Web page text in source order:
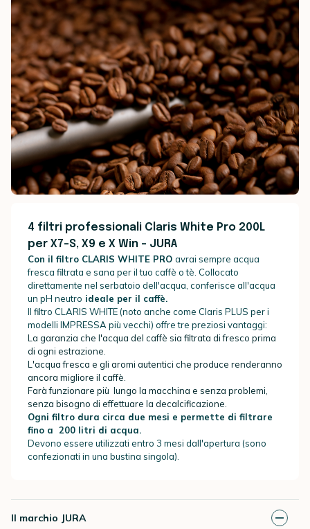
4 filtri professionali Claris White Pro 200L
per X7-S, X9 e X Win - JURA
Con il filtro CLARIS WHITE PRO avrai sempre acqua
fresca filtrata e sana per il tuo caffè o tè. Collocato
direttamente nel serbatoio dell'acqua, conferisce all'acqua
un pH neutro ideale per il caffè.
Il filtro CLARIS WHITE (noto anche come Claris PLUS per i
modelli IMPRESSA più vecchi) offre tre preziosi vantaggi:
La garanzia che l'acqua del caffè sia filtrata di fresco prima
di ogni estrazione.
L'acqua fresca e gli aromi autentici che produce renderanno
ancora migliore il caffè.
Farà funzionare più lungo la macchina e senza problemi,
senza bisogno di effettuare la decalcificazione.
Ogni filtro dura circa due mesi e permette di filtrare
fino a 200 litri di acqua.
Devono essere utilizzati entro 3 mesi dall'apertura (sono
confezionati in una bustina singola).
Il marchio JURA